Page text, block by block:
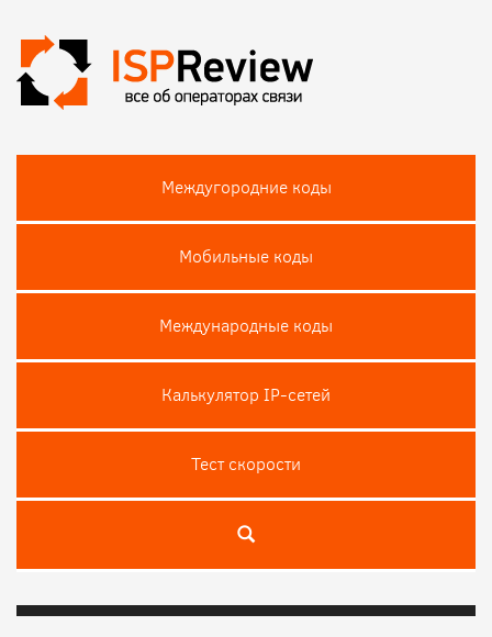
Междугородние коды
Мобильные коды
Международные коды
Калькулятор IP-сетей
Тест скороcти